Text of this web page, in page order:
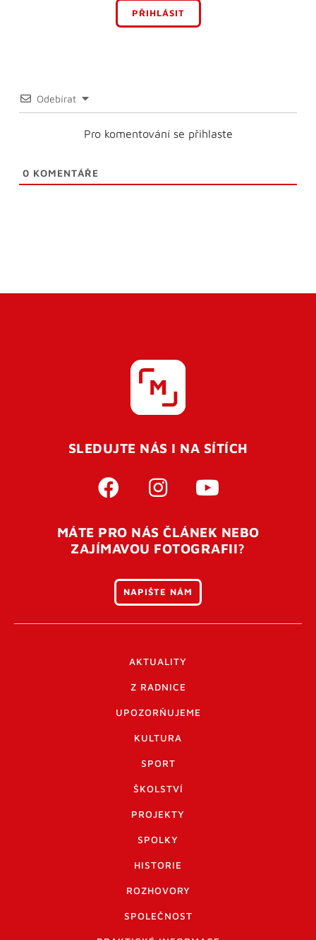
PŘIHLÁSIT
Odebírat
Pro komentování se přihlaste
0 KOMENTÁŘE
SLEDUJTE NÁS I NA SÍTÍCH
MÁTE PRO NÁS ČLÁNEK NEBO
ZAJÍMAVOU FOTOGRAFII?
NAPIŠTE NÁM
AKTUALITY
Z RADNICE
UPOZORŇUJEME
KULTURA
SPORT
ŠKOLSTVÍ
PROJEKTY
SPOLKY
HISTORIE
ROZHOVORY
SPOLEČNOST